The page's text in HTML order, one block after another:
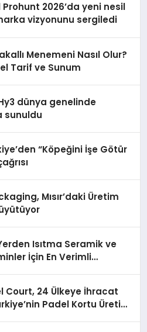
2026’da yeni nesil
vizyonunu sergiledi
Menemeni Nasıl Olur?
Tarif ve Sunum
dünya genelinde
sunuldu
“Köpeğini İşe Götür
Mısır’daki Üretim
Isıtma Seramik ve
İçin En Verimli
Court, 24 Ülkeye İhracat
Padel Kortu Üretim